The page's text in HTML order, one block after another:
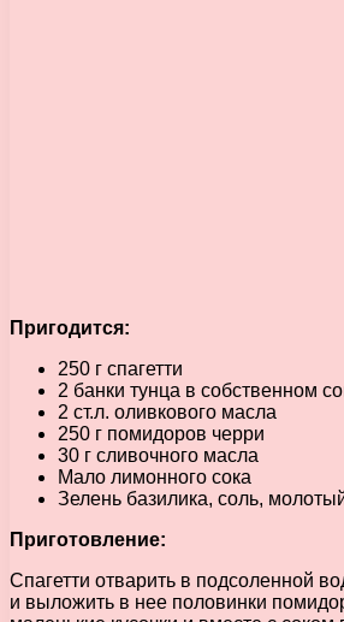
Пригодится:
250 г спагетти
2 банки тунца в собственном
2 ст.л. оливкового масла
250 г помидоров черри
30 г сливочного масла
Мало лимонного сока
Зелень базилика, соль,
Приготовление:
Спагетти отварить в подсоленной
и выложить в нее половинки